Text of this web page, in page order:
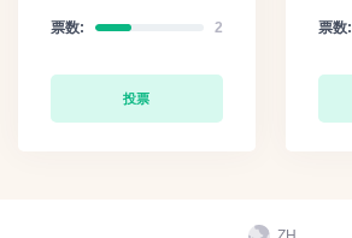
票数: 2
投票
票数: